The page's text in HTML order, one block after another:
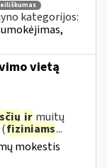
kategorijos:
vietą
ir muitų
fiziniams...
mokestis